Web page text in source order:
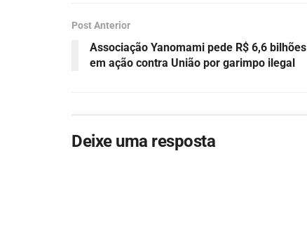
Post Anterior
Associação Yanomami pede R$ 6,6 bilhões
em ação contra União por garimpo ilegal
Deixe uma resposta